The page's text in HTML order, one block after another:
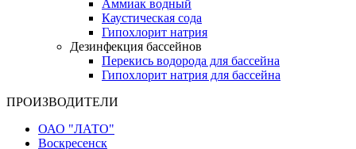
Аммиак водный
Каустическая сода
Гипохлорит натрия
Дезинфекция бассейнов
Перекись водорода для бассейна
Гипохлорит натрия для бассейна
ПРОИЗВОДИТЕЛИ
ОАО "ЛАТО"
Воскресенск